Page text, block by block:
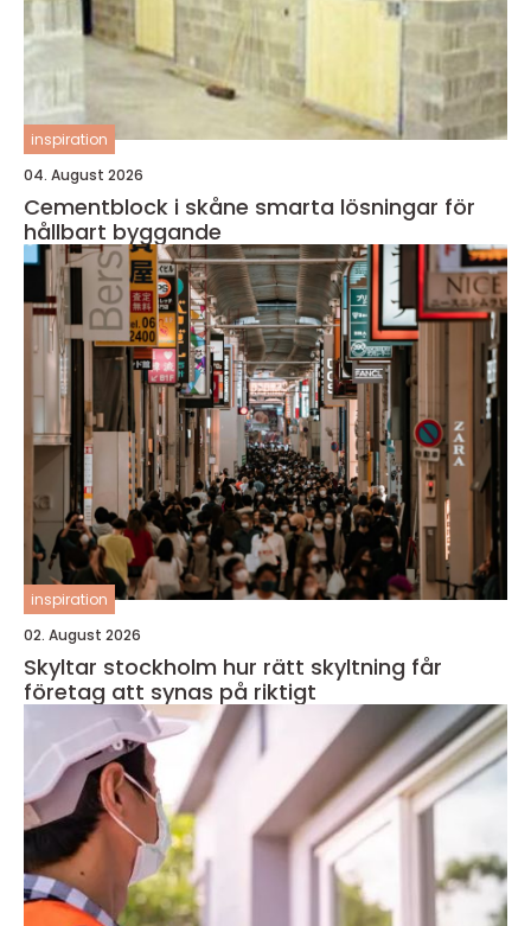
inspiration
04. August 2026
Cementblock i skåne smarta lösningar för
hållbart byggande
inspiration
02. August 2026
Skyltar stockholm hur rätt skyltning får
företag att synas på riktigt